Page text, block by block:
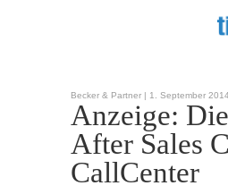
Becker & Partner | 1. September 2014
Anzeige:
After Sales
CallCenter